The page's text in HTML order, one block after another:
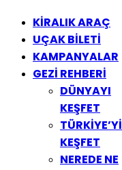
KİRALIK ARAÇ
UÇAK BİLETİ
KAMPANYALAR
GEZİ REHBERİ
DÜNYAYI
KEŞFET
TÜRKİYE’Yİ
KEŞFET
NEREDE NE